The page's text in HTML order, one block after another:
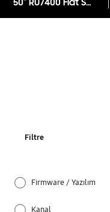
Filtre
Firmware / Yazılım
Kanal